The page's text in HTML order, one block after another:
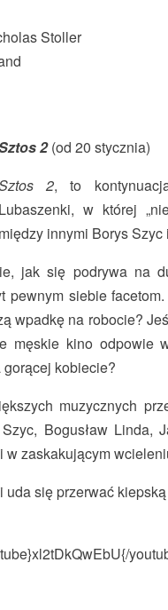
Stoller
2(od 20 stycznia)
2, to
Lubaszenki, w której
między innymi Borys Szyc
jak się podrywa na
pewnym siebie
wpadkę na robocie?
męskie kino odpowie
kobiecie?
muzycznych
Bogusław Linda,
w zaskakującym
się przerwać